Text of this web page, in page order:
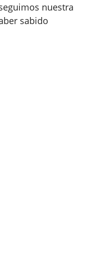
nuestra
sabido